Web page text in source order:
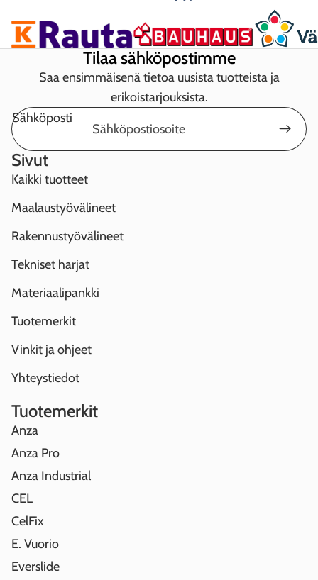
Tilaa sähköpostimme
Saa ensimmäisenä tietoa uusista tuotteista ja
erikoistarjouksista.
Sähköposti
Sivut
Kaikki tuotteet
Maalaustyövälineet
Rakennustyövälineet
Tekniset harjat
Materiaalipankki
Tuotemerkit
Vinkit ja ohjeet
Yhteystiedot
Tuotemerkit
Anza
Anza Pro
Anza Industrial
CEL
CelFix
E. Vuorio
Everslide